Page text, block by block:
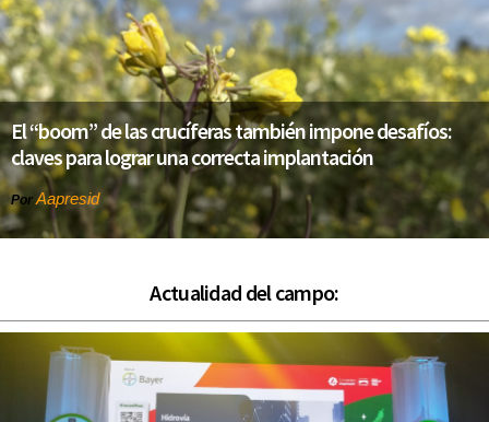
El “boom” de las crucíferas también impone desafíos:
claves para lograr una correcta implantación
Por Aapresid
Actualidad del campo: